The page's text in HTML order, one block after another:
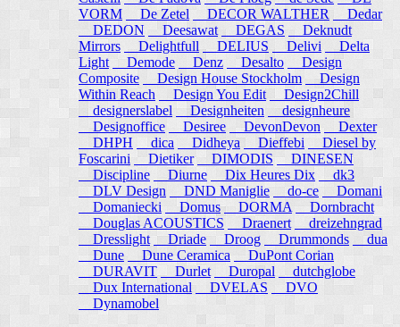
VORM
De Zetel DECOR WALTHER
Dedar
DEDON
Deesawat DEGAS
Deknudt
Mirrors
Delightfull DELIUS Delivi
Delta
Light
Demode Denz Desalto
Design
Composite
Design House Stockholm
Design
Within Reach
Design You Edit
Design2Chill
designerslabel
Designheiten
designheure
Designoffice
Desiree DevonDevon
Dexter
DHPH
dica Didheya Dieffebi
Diesel by
Foscarini
Dietiker DIMODIS
DINESEN
Discipline
Diurne Dix Heures Dix
dk3
DLV Design
DND Maniglie do-ce
Domani
Domaniecki
Domus DORMA
Dornbracht
Douglas ACOUSTICS
Draenert
dreizehngrad
Dresslight Driade Droog Drummonds
dua
Dune
Dune Ceramica
DuPont Corian
DURAVIT
Durlet Duropal
dutchglobe
Dux International
DVELAS
DVO
Dynamobel